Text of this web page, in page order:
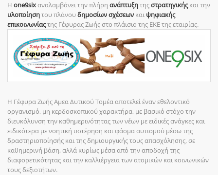
Η one9sixαναλαμβάνει την πλήρη ανάπτυξητηςστρατηγικήςκαι την
υλοποίησητου πλάνου δημοσίων σχέσεων και ψηφιακής
επικοινωνίαςτης Γέφυρας Ζωής στο πλάισιο της ΕΚΕ της εταιρίας.
Η Γέφυρα Ζωής Αμεα Δυτικού Τομέα αποτελεί έναν εθελοντικό
οργανισμό, μη κερδοσκοπικού χαρακτήρα, με βασικό στόχο την
διευκόλυνση την καθημερινότητας των νέων με ειδικές ανάγκες και
ειδικότερα με νοητική υστέρηση και φάσμα αυτισμού μέσω της
δραστηριοποίησής και της δημιουργικής τους απασχόλησης, σε
καθημερινή βάση, αλλά κυρίως μέσα από την αποδοχή της
διαφορετικότητας και την καλλιέργεια των ατομικών και κοινωνικών
τους δεξιοτήτων.